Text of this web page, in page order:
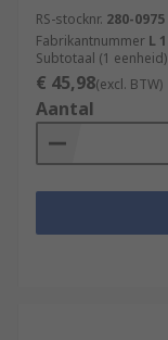
RS-stocknr. 280-0975
Fabrikantnummer L
Subtotaal (1 eenheid)
€ 45,98(excl. BTW)
Aantal